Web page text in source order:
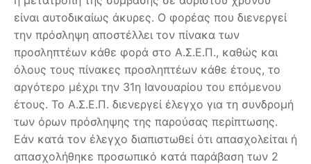
είναι αυτοδικαίως άκυρες. Ο φορέας που διενεργεί
την πρόσληψη αποστέλλει τον πίνακα των
προσληπτέων κάθε φορά στο Α.Σ.Ε.Π., καθώς και
όλους τους πίνακες προσληπτέων κάθε έτους, το
αργότερο μέχρι την 31η Ιανουαρίου του επόμενου
έτους. Το Α.Σ.Ε.Π. διενεργεί έλεγχο για τη συνδρομή
των όρων πρόσληψης της παρούσας περίπτωσης.
Εάν κατά τον έλεγχο διαπιστωθεί ότι απασχολείται ή
απασχολήθηκε προσωπικό κατά παράβαση των 2